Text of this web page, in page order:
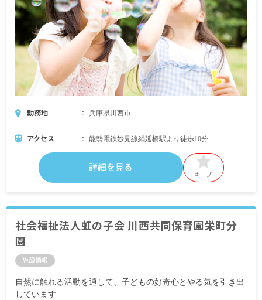
勤務地 兵庫県川西市
アクセス 能勢電鉄妙見線絹延橋駅より徒歩10分
詳細を見る
キープ
社会福祉法人虹の子会 川西共同保育園栄町分
園
施設情報
自然に触れる活動を通して、子どもの好奇心とやる気を引き出
しています